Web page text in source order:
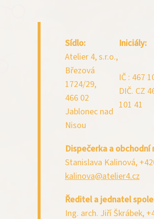
Sídlo:
Atelier 4, s.r.o.,
Březová
1724/29,
466 02
Jablonec nad
Nisou
Iniciály:
IČ : 467
DIČ. CZ
101 41
Dispečerka a obchodní
Stanislava Kalinová,
kalinova@atelier4.cz
Ředitel a jednatel
Ing. arch. Jiří Škrábek,